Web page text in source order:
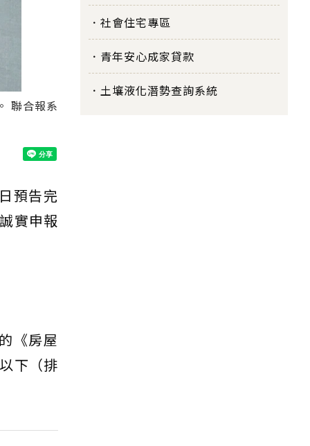
聯合報系
預告完
實申報
《房屋
下（排
社會住宅專區
青年安心成家貸款
土壤液化潛勢查詢系統